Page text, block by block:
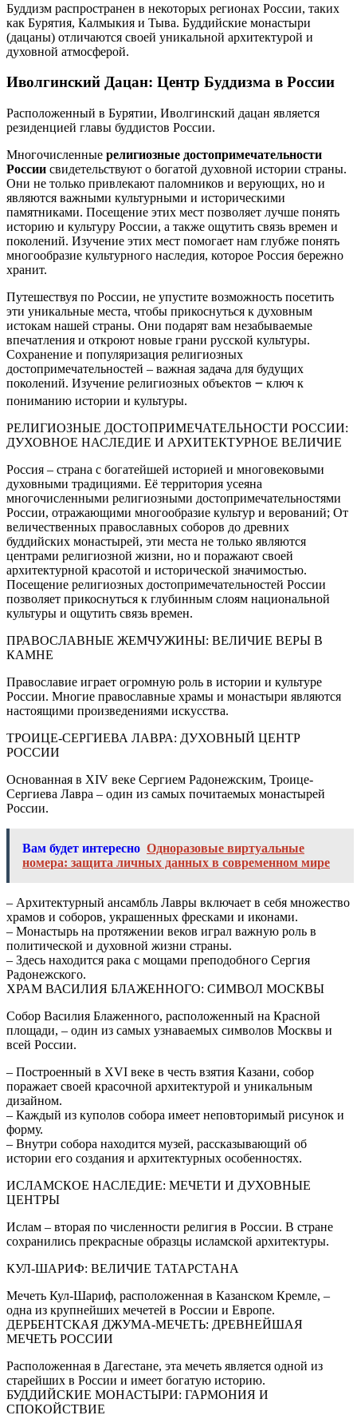
Буддизм распространен в некоторых регионах России, таких
как Бурятия, Калмыкия и Тыва. Буддийские монастыри
(дацаны) отличаются своей уникальной архитектурой и
духовной атмосферой.
Иволгинский Дацан: Центр Буддизма в России
Расположенный в Бурятии, Иволгинский дацан является
резиденцией главы буддистов России.
Многочисленные религиозные достопримечательности
России свидетельствуют о богатой духовной истории страны.
Они не только привлекают паломников и верующих, но и
являются важными культурными и историческими
памятниками. Посещение этих мест позволяет лучше понять
историю и культуру России, а также ощутить связь времен и
поколений. Изучение этих мест помогает нам глубже понять
многообразие культурного наследия, которое Россия бережно
хранит.
Путешествуя по России, не упустите возможность посетить
эти уникальные места, чтобы прикоснуться к духовным
истокам нашей страны. Они подарят вам незабываемые
впечатления и откроют новые грани русской культуры.
Сохранение и популяризация религиозных
достопримечательностей – важная задача для будущих
поколений. Изучение религиозных объектов ౼ ключ к
пониманию истории и культуры.
РЕЛИГИОЗНЫЕ ДОСТОПРИМЕЧАТЕЛЬНОСТИ РОССИИ:
ДУХОВНОЕ НАСЛЕДИЕ И АРХИТЕКТУРНОЕ ВЕЛИЧИЕ
Россия – страна с богатейшей историей и многовековыми
духовными традициями. Её территория усеяна
многочисленными религиозными достопримечательностями
России, отражающими многообразие культур и верований; От
величественных православных соборов до древних
буддийских монастырей, эти места не только являются
центрами религиозной жизни, но и поражают своей
архитектурной красотой и исторической значимостью.
Посещение религиозных достопримечательностей России
позволяет прикоснуться к глубинным слоям национальной
культуры и ощутить связь времен.
ПРАВОСЛАВНЫЕ ЖЕМЧУЖИНЫ: ВЕЛИЧИЕ ВЕРЫ В
КАМНЕ
Православие играет огромную роль в истории и культуре
России. Многие православные храмы и монастыри являются
настоящими произведениями искусства.
ТРОИЦЕ-СЕРГИЕВА ЛАВРА: ДУХОВНЫЙ ЦЕНТР
РОССИИ
Основанная в XIV веке Сергием Радонежским, Троице-
Сергиева Лавра – один из самых почитаемых монастырей
России.
Вам будет интересно Одноразовые виртуальные
номера: защита личных данных в современном мире
– Архитектурный ансамбль Лавры включает в себя множество
храмов и соборов, украшенных фресками и иконами.
– Монастырь на протяжении веков играл важную роль в
политической и духовной жизни страны.
– Здесь находится рака с мощами преподобного Сергия
Радонежского.
ХРАМ ВАСИЛИЯ БЛАЖЕННОГО: СИМВОЛ МОСКВЫ
Собор Василия Блаженного, расположенный на Красной
площади, – один из самых узнаваемых символов Москвы и
всей России.
– Построенный в XVI веке в честь взятия Казани, собор
поражает своей красочной архитектурой и уникальным
дизайном.
– Каждый из куполов собора имеет неповторимый рисунок и
форму.
– Внутри собора находится музей, рассказывающий об
истории его создания и архитектурных особенностях.
ИСЛАМСКОЕ НАСЛЕДИЕ: МЕЧЕТИ И ДУХОВНЫЕ
ЦЕНТРЫ
Ислам – вторая по численности религия в России. В стране
сохранились прекрасные образцы исламской архитектуры.
КУЛ-ШАРИФ: ВЕЛИЧИЕ ТАТАРСТАНА
Мечеть Кул-Шариф, расположенная в Казанском Кремле, –
одна из крупнейших мечетей в России и Европе.
ДЕРБЕНТСКАЯ ДЖУМА-МЕЧЕТЬ: ДРЕВНЕЙШАЯ
МЕЧЕТЬ РОССИИ
Расположенная в Дагестане, эта мечеть является одной из
старейших в России и имеет богатую историю.
БУДДИЙСКИЕ МОНАСТЫРИ: ГАРМОНИЯ И
СПОКОЙСТВИЕ